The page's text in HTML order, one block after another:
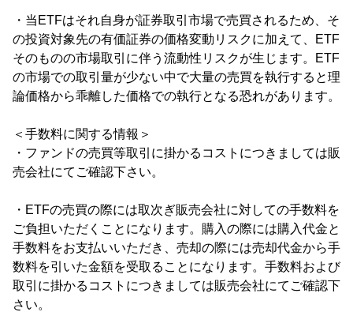
・当ETFはそれ自身が証券取引市場で売買されるため、そ
の投資対象先の有価証券の価格変動リスクに加えて、ETF
そのものの市場取引に伴う流動性リスクが生じます。ETF
の市場での取引量が少ない中で大量の売買を執行すると理
論価格から乖離した価格での執行となる恐れがあります。
＜手数料に関する情報＞
・ファンドの売買等取引に掛かるコストにつきましては販
売会社にてご確認下さい。
・ETFの売買の際には取次ぎ販売会社に対しての手数料を
ご負担いただくことになります。購入の際には購入代金と
手数料をお支払いいただき、売却の際には売却代金から手
数料を引いた金額を受取ることになります。手数料および
取引に掛かるコストにつきましては販売会社にてご確認下
さい。